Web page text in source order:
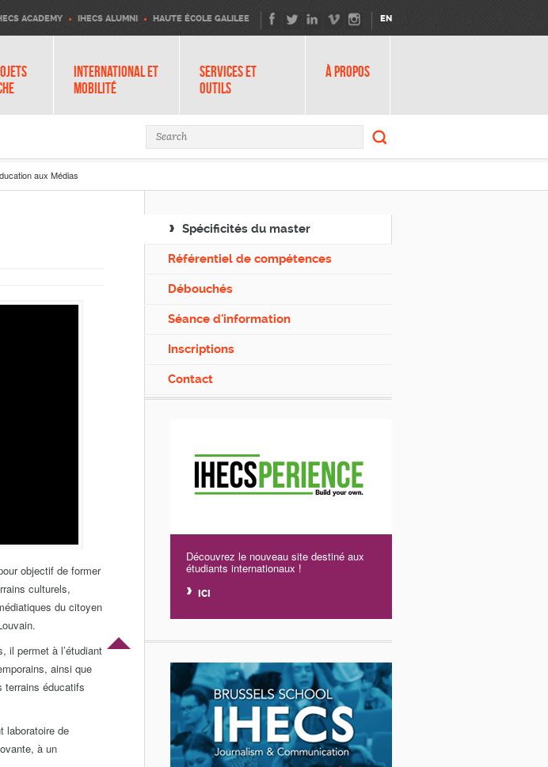
ACADEMY IHECS ALUMNI HAUTE ÉCOLE GALILEE EN
INTERNATIONAL ET
MOBILITÉ
SERVICES ET
OUTILS
À PROPOS
Search form Search
aux Médias
objectif de former
culturels,
du citoyen
il permet à l’étudiant
ainsi que
terrains éducatifs
laboratoire de
à un
Spécificités du master
Référentiel de compétences
Débouchés
Séance d'information
Inscriptions
Contact
Découvrez le nouveau site destiné aux
étudiants internationaux !
ICI